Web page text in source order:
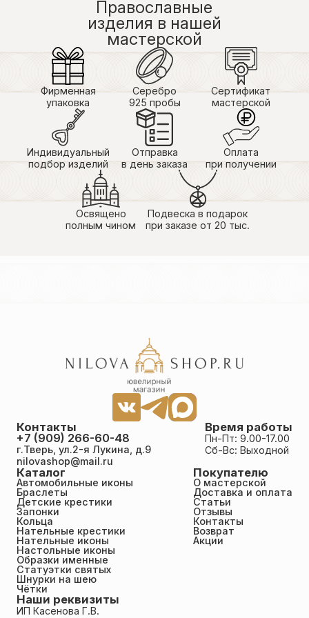
четко. Заказывали доставку курьером, доставили
очень быстро! Крёстной подарок очень
понравился и носит с удовольствием! Спасибо за
Вашу работу!
Православные
изделия в нашей
мастерской
Фирменная
упаковка
Серебро
925 пробы
Сертификат
мастерской
Индивидуальный
подбор изделий
Отправка
в день заказа
Оплата
при получении
Освящено
полным чином
Подвеска в подарок
при заказе от 20 тыс.
Каталог
Автомобильные иконы
Браслеты
Детские крестики
Запонки
Кольца
Нательные крестики
Нательные иконы
Настольные иконы
Образки именные
Статуэтки святых
Шнурки на шею
Чётки
Покупателю
О мастерской
Доставка и оплата
Статьи
Отзывы
Контакты
Возврат
Акции
Время работы
Пн-Пт: 9.00-17.00
Сб-Вс: Выходной
Контакты
+7 (909) 266-60-48
г.Тверь, ул.2-я Лукина, д.9
nilovashop@mail.ru
Наши реквизиты
ИП Касенова Г.В.